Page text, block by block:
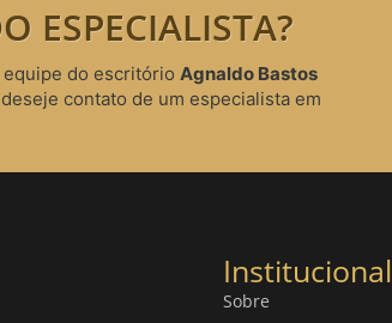
ESPECIALISTA?
equipe do escritório Agnaldo Bastos
contato de um especialista em
Institucional
Sobre